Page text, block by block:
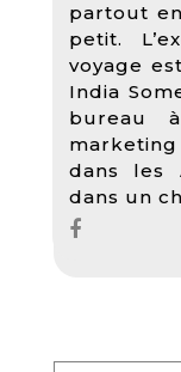
partout
petit.
voyage
India
bureau
dans les
dans un